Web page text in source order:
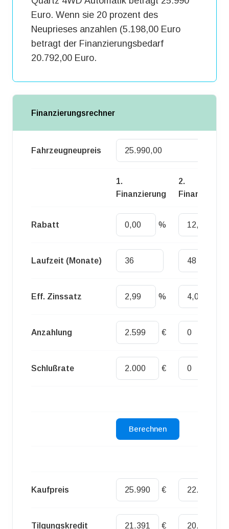
Euro. Wenn sie 20 prozent des
Neuprieses anzahlen (5.198,00 Euro
betragt der Finanzierungsbedarf
20.792,00 Euro.
Finanzierungsrechner
Fahrzeugneupreis
1.
Finanzierung
2.
Finanzierung
Rabatt %
Laufzeit (Monate)
Eff. Zinssatz %
Anzahlung €
Schlußrate €
Kaufpreis €
Tilgungskredit €